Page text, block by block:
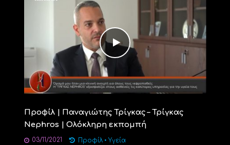
Προφίλ | Παναγιώτης Τρίγκας – Τρίγκας
Nephros | Ολόκληρη εκπομπή
03/11/2021 Προφίλ • Υγεία